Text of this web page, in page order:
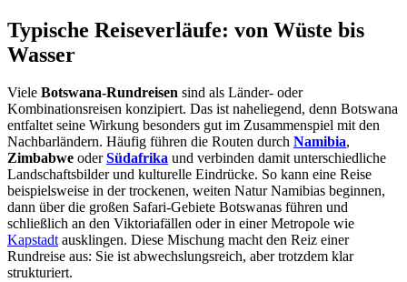
Typische Reiseverläufe: von Wüste bis
Wasser
Viele Botswana-Rundreisen sind als Länder- oder
Kombinationsreisen konzipiert. Das ist naheliegend, denn Botswana
entfaltet seine Wirkung besonders gut im Zusammenspiel mit den
Nachbarländern. Häufig führen die Routen durch Namibia,
Zimbabwe oderSüdafrika und verbinden damit unterschiedliche
Landschaftsbilder und kulturelle Eindrücke. So kann eine Reise
beispielsweise in der trockenen, weiten Natur Namibias beginnen,
dann über die großen Safari-Gebiete Botswanas führen und
schließlich an den Viktoriafällen oder in einer Metropole wie
Kapstadtausklingen. Diese Mischung macht den Reiz einer
Rundreise aus: Sie ist abwechslungsreich, aber trotzdem klar
strukturiert.